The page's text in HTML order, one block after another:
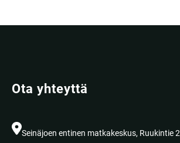
Ota yhteyttä
Seinäjoen entinen matkakeskus, Ruukintie 2